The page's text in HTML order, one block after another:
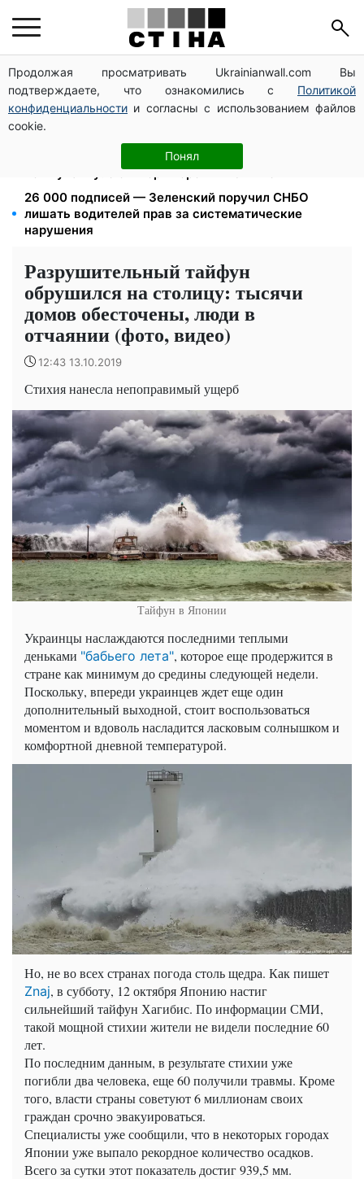
Продолжая просматривать Ukrainianwall.com Вы
подтверждаете, что ознакомились с Политикой
конфиденциальности и согласны с использованием файлов
cookie.
Понял
Дефицит товаров в Фора: рф уничтожила склады с
запасами продукции
120 000 грн на авто: компенсацию для ветеранов
хотят распространить на III группу инвалидности
172 940 грн защитят жилье от ареста за
коммуналку: с октября порог — 432 тысячи
26 000 подписей — Зеленский поручил СНБО
лишать водителей прав за систематические
нарушения
Разрушительный тайфун
обрушился на столицу: тысячи
домов обесточены, люди в
отчаянии (фото, видео)
12:43 13.10.2019
Стихия нанесла непоправимый ущерб
Тайфун в Японии
Украинцы наслаждаются последними теплыми
деньками "бабьего лета", которое еще продержится в
стране как минимум до средины следующей недели.
Поскольку, впереди украинцев ждет еще один
дополнительный выходной, стоит воспользоваться
моментом и вдоволь насладится ласковым солнышком и
комфортной дневной температурой.
Но, не во всех странах погода столь щедра. Как пишет
Znaj, в субботу, 12 октября Японию настиг
сильнейший тайфун Хагибис. По информации СМИ,
такой мощной стихии жители не видели последние 60
лет.
По последним данным, в результате стихии уже
погибли два человека, еще 60 получили травмы. Кроме
того, власти страны советуют 6 миллионам своих
граждан срочно эвакуироваться.
Специалисты уже сообщили, что в некоторых городах
Японии уже выпало рекордное количество осадков.
Всего за сутки этот показатель достиг 939,5 мм.